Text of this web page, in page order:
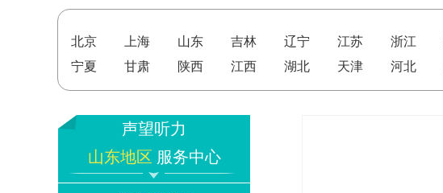
北京
上海 山东 吉林 辽宁 江苏 浙江
宁夏
甘肃 陕西 江西 湖北 天津 河北
声望听力
山东地区 服务中心